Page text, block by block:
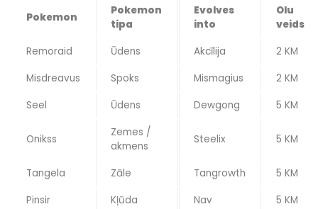
Pokemon
Pokemon
tipa
Evolves
into
Olu
veids
Remoraid
Ūdens Akcīlija
2 KM
Misdreavus
Spoks Mismagius
2 KM
Seel
Ūdens Dewgong 5 KM
Onikss
Zemes /
akmens
Steelix 5 KM
Tangela Zāle Tangrowth
5 KM
Pinsir
Kļūda Nav
5 KM